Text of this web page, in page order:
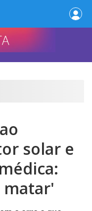
solar e
matar'